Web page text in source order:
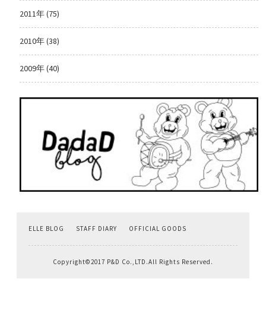
2011年 (75)
2010年 (38)
2009年 (40)
ELLE BLOG STAFF DIARY OFFICIAL GOODS
Copyright©2017 P&D Co.,LTD.All Rights Reserved.